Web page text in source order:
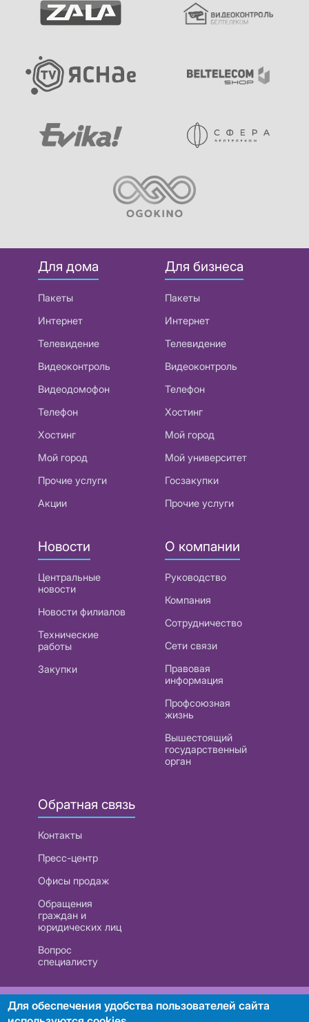
Для дома
Пакеты
Интернет
Телевидение
Видеоконтроль
Видеодомофон
Телефон
Хостинг
Мой город
Прочие услуги
Акции
Для бизнеса
Пакеты
Интернет
Телевидение
Видеоконтроль
Телефон
Хостинг
Мой город
Мой университет
Госзакупки
Прочие услуги
Новости
Центральные
новости
Новости филиалов
Технические
работы
Закупки
О компании
Руководство
Компания
Сотрудничество
Сети связи
Правовая
информация
Профсоюзная
жизнь
Вышестоящий
государственный
орган
Обратная связь
Контакты
Пресс-центр
Офисы продаж
Обращения
граждан и
юридических лиц
Вопрос
специалисту
РУП «Белтелеком». УНП 101007741
Для обеспечения удобства пользователей сайта